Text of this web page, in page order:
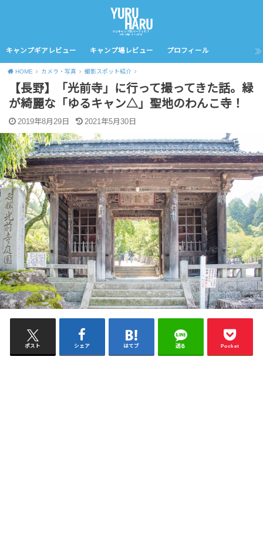
キャンプギアレビュー キャンプ場レビュー プロフィール
HOME カメラ・写真 撮影スポット紹介
【長野】「光前寺」に行って撮ってきた話。緑
が綺麗な「ゆるキャン△」聖地のわんこ寺！
2019年8月29日 2021年5月30日
ポスト シェア はてブ 送る Pocket